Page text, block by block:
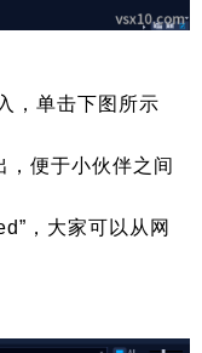
，单击下图所示
，便于小伙伴之间
，大家可以从网